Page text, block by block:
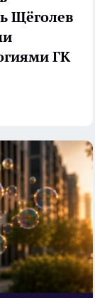
Щёголев
ГК